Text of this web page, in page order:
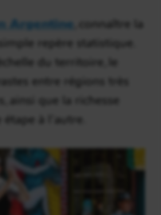
Argentine , connaître la
repère statistique.
du territoire, le
entre régions très
ainsi que la richesse
à l’autre.